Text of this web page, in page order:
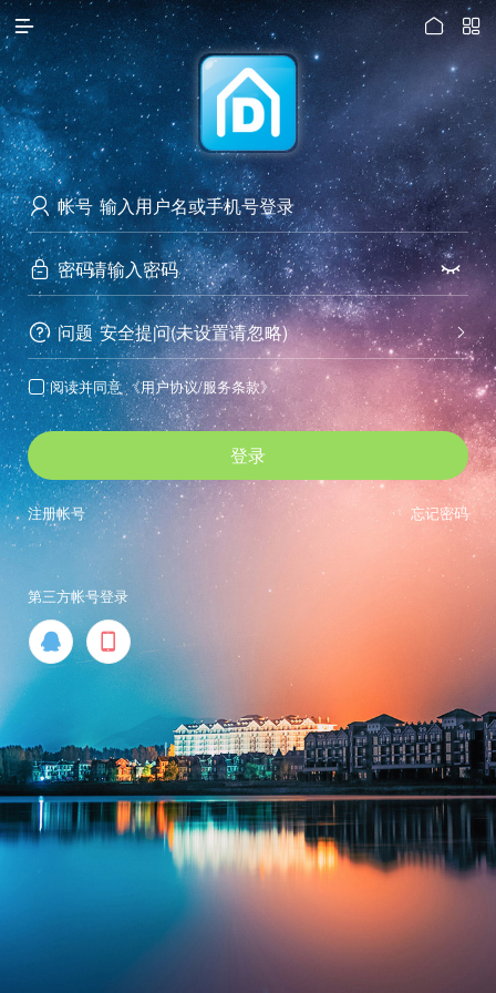

访问电脑版
 

 帐号
 密码 
 问题 
安全提问(未设置请忽略)
 阅读并同意 《用户协议/服务条款》
登录
忘记密码
注册帐号
第三方帐号登录
 